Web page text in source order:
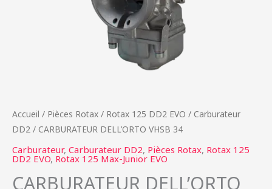
Accueil / Pièces Rotax / Rotax 125 DD2 EVO / Carburateur
DD2 / CARBURATEUR DELL’ORTO VHSB 34
Carburateur, Carburateur DD2, Pièces Rotax, Rotax 125
DD2 EVO, Rotax 125 Max-Junior EVO
CARBURATEUR DELL’ORTO